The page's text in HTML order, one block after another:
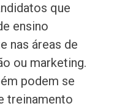
que
ensino
nas áreas de
ou marketing.
podem se
treinamento